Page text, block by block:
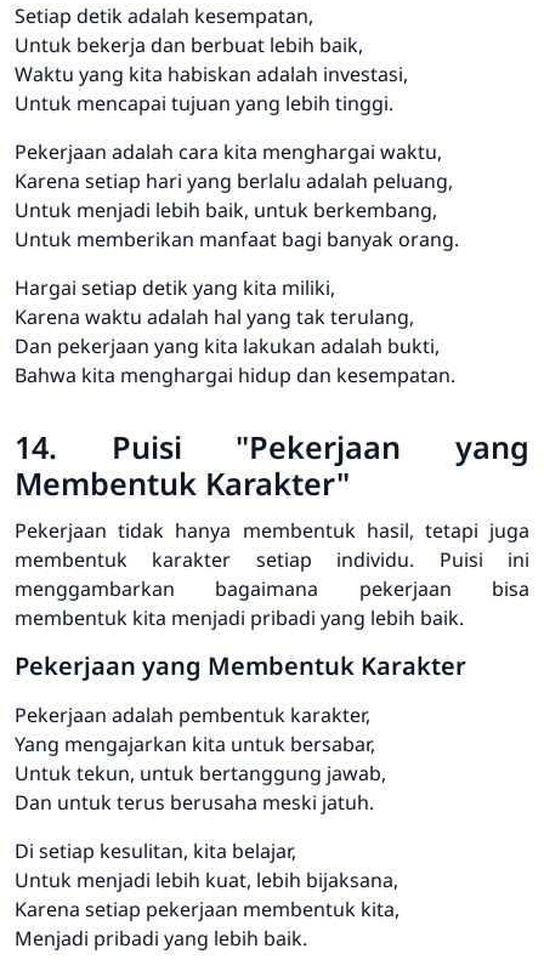
Setiap detik adalah kesempatan,
Untuk bekerja dan berbuat lebih baik,
Waktu yang kita habiskan adalah investasi,
Untuk mencapai tujuan yang lebih tinggi.
Pekerjaan adalah cara kita menghargai waktu,
Karena setiap hari yang berlalu adalah peluang,
Untuk menjadi lebih baik, untuk berkembang,
Untuk memberikan manfaat bagi banyak orang.
Hargai setiap detik yang kita miliki,
Karena waktu adalah hal yang tak terulang,
Dan pekerjaan yang kita lakukan adalah bukti,
Bahwa kita menghargai hidup dan kesempatan.
14. Puisi "Pekerjaan yang
Membentuk Karakter"
Pekerjaan tidak hanya membentuk hasil, tetapi juga
membentuk karakter setiap individu. Puisi ini
menggambarkan bagaimana pekerjaan bisa
membentuk kita menjadi pribadi yang lebih baik.
Pekerjaan yang Membentuk Karakter
Pekerjaan adalah pembentuk karakter,
Yang mengajarkan kita untuk bersabar,
Untuk tekun, untuk bertanggung jawab,
Dan untuk terus berusaha meski jatuh.
Di setiap kesulitan, kita belajar,
Untuk menjadi lebih kuat, lebih bijaksana,
Karena setiap pekerjaan membentuk kita,
Menjadi pribadi yang lebih baik.